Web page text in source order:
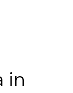
in